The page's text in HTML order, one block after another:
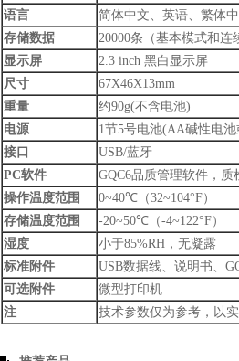
语言
简体中文、英语、繁体
存储数据
20000条（基本模式和连
显示屏
2.3 inch 黑白显示屏
尺寸
67X46X13mm
重量
约90g(不含电池)
电源
1节5号电池(AA碱性电
接口
USB/蓝牙
PC软件
GQC6品质管理软件，
操作温度范围
0~40℃（32~104°F）
存储温度范围
-20~50℃（-4~122°F）
湿度
小于85%RH，无凝露
标准附件
USB数据线、说明书、
可选附件
微型打印机
注
技术参数仅为参考，以